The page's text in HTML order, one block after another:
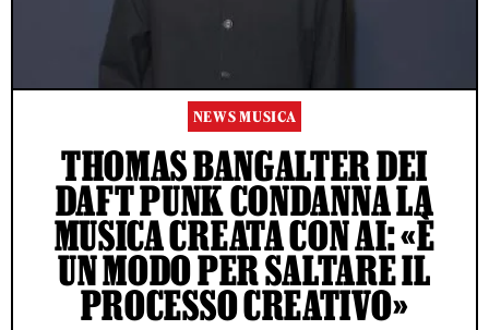
NEWS MUSICA
THOMAS BANGALTER DEI
DAFT PUNK CONDANNA LA
MUSICA CREATA CON AI: «È
UN MODO PER SALTARE IL
PROCESSO CREATIVO»